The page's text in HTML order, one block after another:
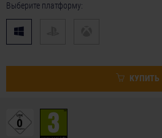
Выберите платформу:
КУПИТЬ